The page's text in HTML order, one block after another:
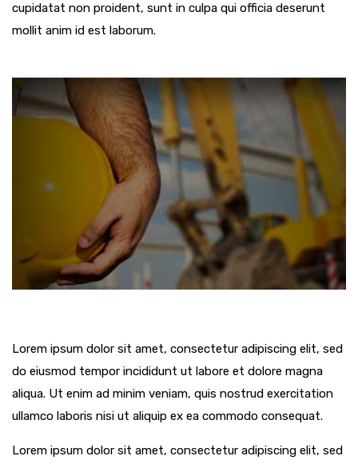
cupidatat non proident, sunt in culpa qui officia deserunt
mollit anim id est laborum.
Lorem ipsum dolor sit amet, consectetur adipiscing elit, sed
do eiusmod tempor incididunt ut labore et dolore magna
aliqua. Ut enim ad minim veniam, quis nostrud exercitation
ullamco laboris nisi ut aliquip ex ea commodo consequat.
Lorem ipsum dolor sit amet, consectetur adipiscing elit, sed